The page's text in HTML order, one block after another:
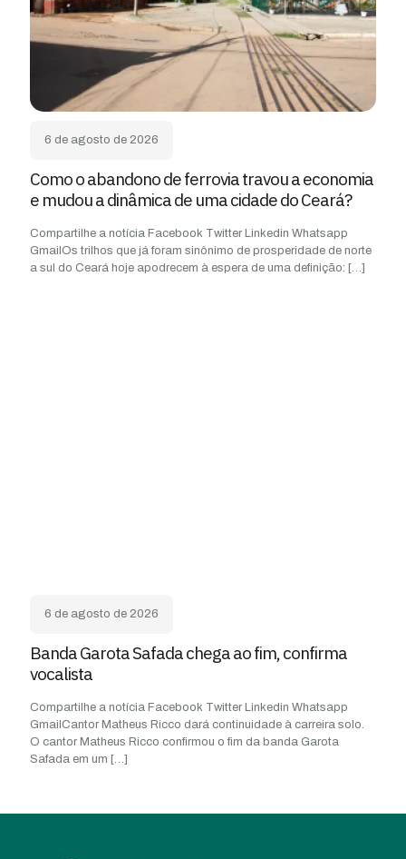
6 de agosto de 2026
Como o abandono de ferrovia travou a economia
e mudou a dinâmica de uma cidade do Ceará?
Compartilhe a notícia Facebook Twitter Linkedin Whatsapp
GmailOs trilhos que já foram sinônimo de prosperidade de norte
a sul do Ceará hoje apodrecem à espera de uma definição: […]
6 de agosto de 2026
Banda Garota Safada chega ao fim, confirma
vocalista
Compartilhe a notícia Facebook Twitter Linkedin Whatsapp
GmailCantor Matheus Ricco dará continuidade à carreira solo.
O cantor Matheus Ricco confirmou o fim da banda Garota
Safada em um […]